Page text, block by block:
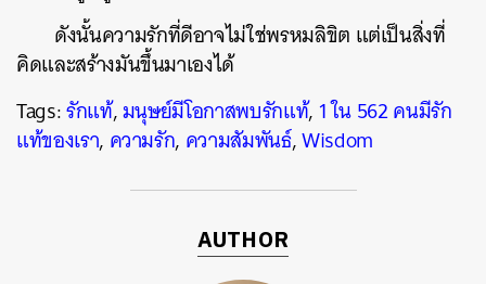
ดังนั้นความรักที่ดีอาจไม่ใช่พรหมลิขิต แต่เป็นสิ่งที่
คิดและสร้างมันขึ้นมาเองได้
Tags:รักแท้,มนุษย์มีโอกาสพบรักแท้,1 ใน 562 คนมีรัก
แท้ของเรา, ความรัก, ความสัมพันธ์,Wisdom
AUTHOR